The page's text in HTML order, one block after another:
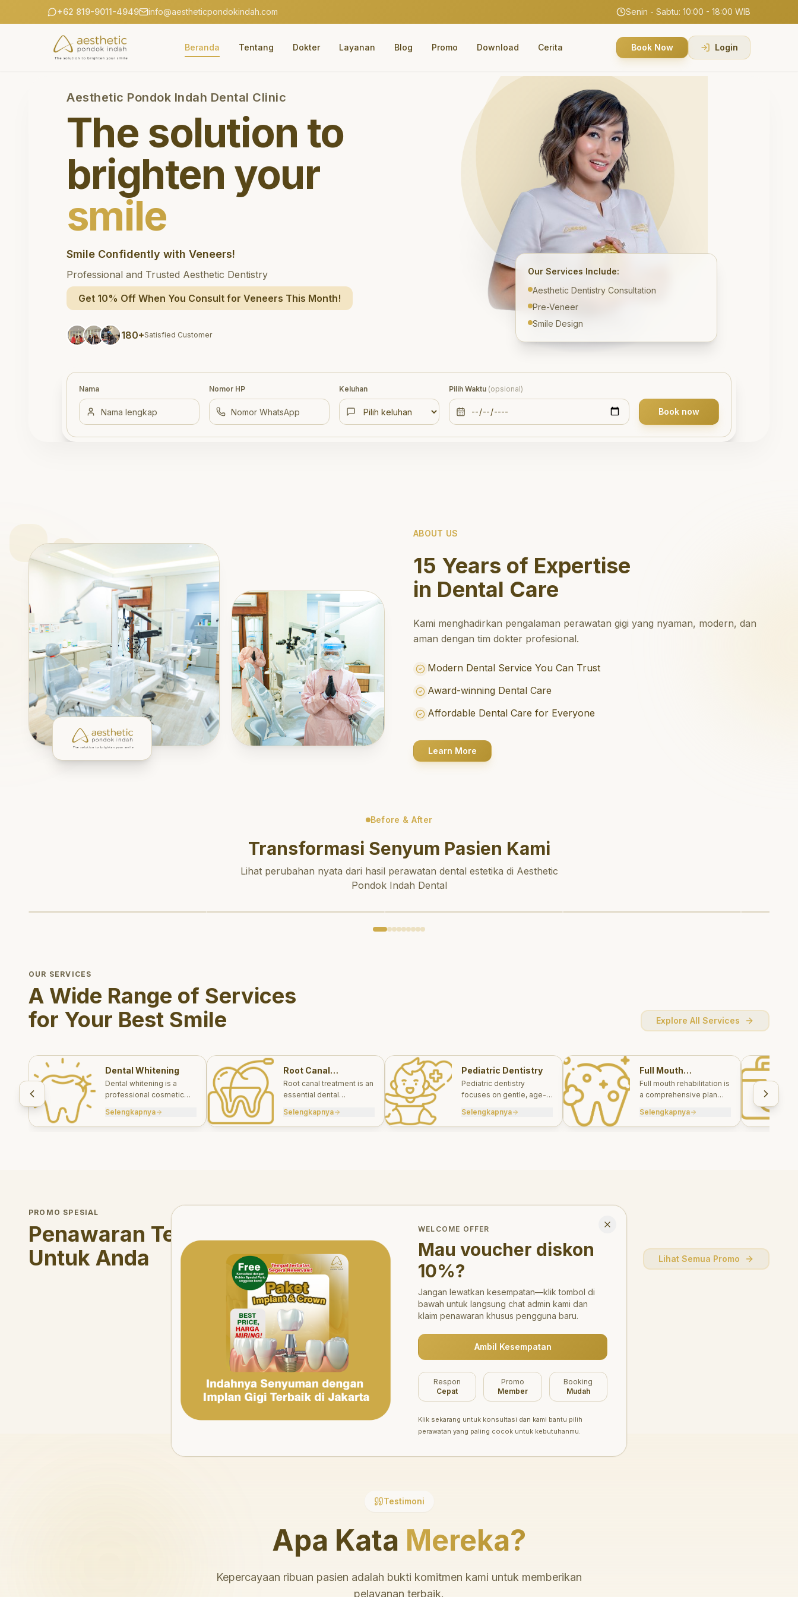
+62 819-9011-4949 info@aestheticpondokindah.com Senin - Sabtu: 10:00 - 18:00 WIB
Beranda Tentang Dokter Layanan Blog Promo Download Cerita Book Now Login
Aesthetic Pondok Indah Dental Clinic
The solution to
brighten your
smile
Smile Confidently with Veneers!
Professional and Trusted Aesthetic Dentistry
Get 10% Off When You Consult for Veneers This Month!
180+Satisfied Customer
Our Services Include:
Aesthetic Dentistry Consultation
Pre-Veneer
Smile Design
Nama Nomor HP Keluhan Pilih Waktu (opsional)
Book now
ABOUT US
15 Years of Expertise
in Dental Care
Kami menghadirkan pengalaman perawatan gigi yang nyaman, modern, dan
aman dengan tim dokter profesional.
Modern Dental Service You Can Trust
Award-winning Dental Care
Affordable Dental Care for Everyone
Learn More
Before & After
Transformasi Senyum Pasien Kami
Lihat perubahan nyata dari hasil perawatan dental estetika di Aesthetic
Pondok Indah Dental
OUR SERVICES
A Wide Range of Services
for Your Best Smile
Explore All Services
Dental Whitening
Dental whitening is a
professional cosmetic
brighten your smile safely
and effectively.
Selengkapnya
Root Canal
Treatments
Root canal treatment is an
essential dental
save a tooth that has
been severely damaged
Selengkapnya
Pediatric Dentistry
Pediatric dentistry
focuses on gentle, age-
for infants, children, and
teens.
Selengkapnya
Full Mouth
Rehabilitations
Full mouth rehabilitation is
a comprehensive plan
aesthetic treatments to
rebuild function, comfort,
Selengkapnya
PROMO SPESIAL
Penawaran Terbatas
Untuk Anda
Lihat Semua Promo
Belum ada promo tersedia saat ini.
Testimoni
Apa Kata Mereka?
Kepercayaan ribuan pasien adalah bukti komitmen kami untuk memberikan
pelayanan terbaik.
Welcome Offer
WELCOME OFFER
Mau voucher diskon
10%?
Jangan lewatkan kesempatan—klik tombol di
bawah untuk langsung chat admin kami dan
klaim penawaran khusus pengguna baru.
Ambil Kesempatan
Respon
Cepat
Promo
Member
Booking
Mudah
Klik sekarang untuk konsultasi dan kami bantu pilih
perawatan yang paling cocok untuk kebutuhanmu.
Close